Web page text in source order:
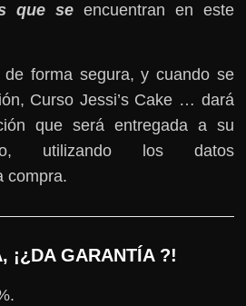
que se encuentran en este
forma segura, y cuando se
Curso Jessi’s Cake … dará
que será entregada a su
utilizando los datos
compra.
¡¿DA GARANTÍA ?!